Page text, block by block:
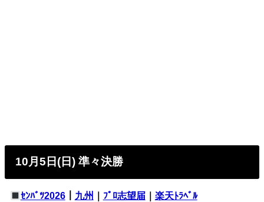
10月5日(日) 準々決勝
ｾﾝﾊﾞﾂ2026｜ 九州 ﾌﾟﾛ志望届｜ 楽天ﾄﾗﾍﾞﾙ